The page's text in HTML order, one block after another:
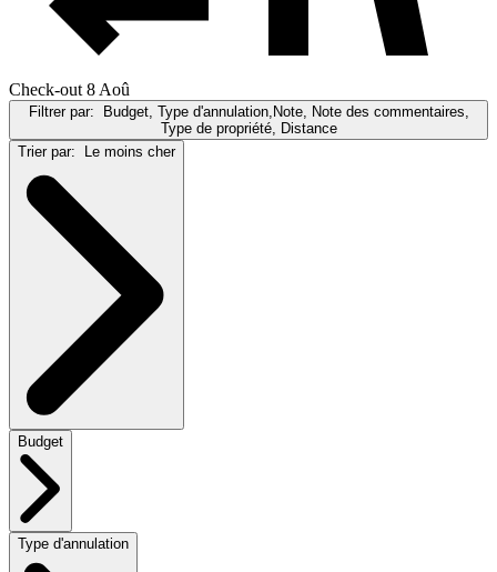
Check-out 8 Aoû
Filtrer par:
Budget, Type d'annulation,Note, Note des commentaires,
Type de propriété, Distance
Trier par:
Le moins cher
Budget
Type d'annulation